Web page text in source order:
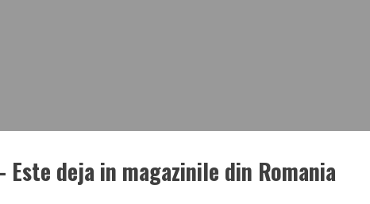
Este deja in magazinile din Romania